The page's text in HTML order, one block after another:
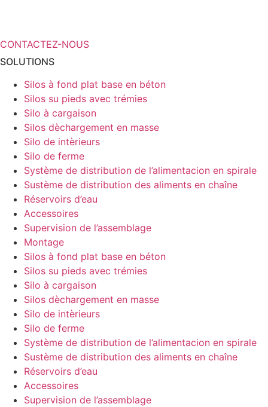
CONTACTEZ-NOUS
SOLUTIONS
Silos à fond plat base en béton
Silos su pieds avec trémies
Silo à cargaison
Silos dèchargement en masse
Silo de intèrieurs
Silo de ferme
Système de distribution de l’alimentacion en spirale
Sustème de distribution des aliments en chaîne
Réservoirs d’eau
Accessoires
Supervision de l’assemblage
Montage
Silos à fond plat base en béton
Silos su pieds avec trémies
Silo à cargaison
Silos dèchargement en masse
Silo de intèrieurs
Silo de ferme
Système de distribution de l’alimentacion en spirale
Sustème de distribution des aliments en chaîne
Réservoirs d’eau
Accessoires
Supervision de l’assemblage